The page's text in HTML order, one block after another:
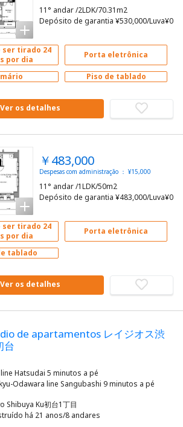
11° andar /2LDK/70.31m2
Depósito de garantia ¥530,000/Luva¥0
ser tirado 24
por dia
Porta eletrônica
Piso de tablado
Ver os detalhes
￥483,000
Despesas com administração ： ¥15,000
11° andar /1LDK/50m2
Depósito de garantia ¥483,000/Luva¥0
ser tirado 24
por dia
Porta eletrônica
tablado
Ver os detalhes
de apartamentos レイジオス渋
台
Hatsudai 5 minutos a pé
Shibuya Ku初台1丁目
há 21 anos/8 andares